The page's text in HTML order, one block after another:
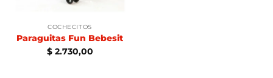
COCHECITOS
Paraguitas Fun Bebesit
$2.730,00